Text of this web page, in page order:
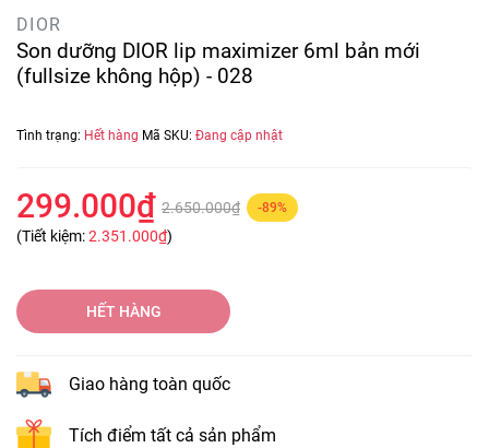
DIOR
Son dưỡng DIOR lip maximizer 6ml bản mới
(fullsize không hộp) - 028
Tình trạng: Hết hàng Mã SKU: Đang cập nhật
299.000₫ 2.650.000₫ -89%
(Tiết kiệm:2.351.000₫)
HẾT HÀNG
Giao hàng toàn quốc
Tích điểm tất cả sản phẩm